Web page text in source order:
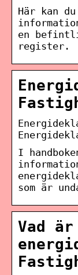
Här kan
en
register.
I
som är
Vad är